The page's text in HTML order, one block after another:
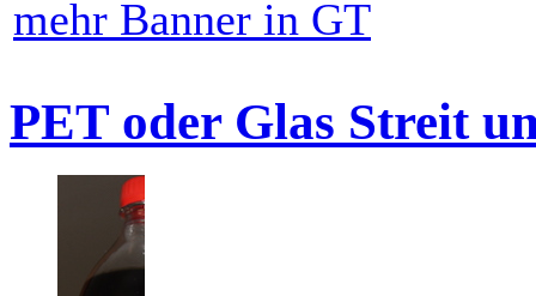
mehr Banner in GT
PET oder Glas Streit